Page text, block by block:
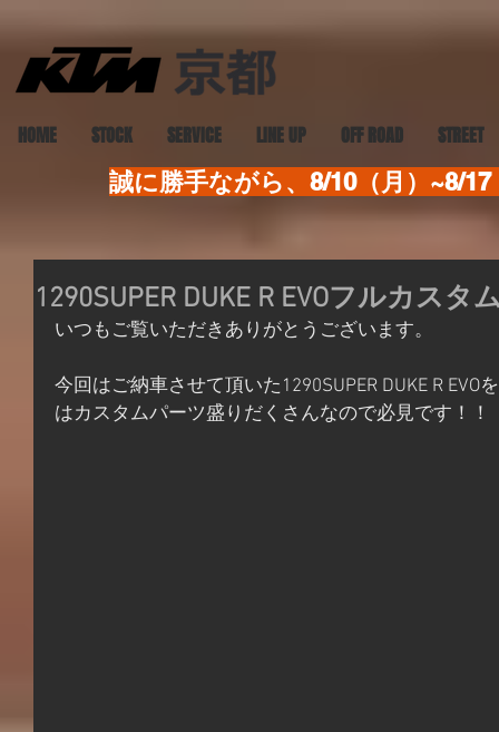
HOME STOCK SERVICE LINE UP OFF ROAD STREET
誠に勝手ながら、8/10（月）~8/
1290SUPER DUKE R EVOフルカスタ
いつもご覧いただきありがとうございます。
今回はご納車させて頂いた1290SUPER DUKE R
はカスタムパーツ盛りだくさんなので必見です！！